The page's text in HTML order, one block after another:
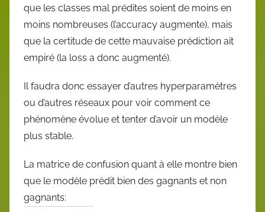
que les classes mal prédites soient de moins en
moins nombreuses (l’accuracy augmente), mais
que la certitude de cette mauvaise prédiction ait
empiré (la loss a donc augmenté).
Il faudra donc essayer d’autres hyperparamètres
ou d’autres réseaux pour voir comment ce
phénomène évolue et tenter d’avoir un modèle
plus stable.
La matrice de confusion quant à elle montre bien
que le modèle prédit bien des gagnants et non
gagnants: